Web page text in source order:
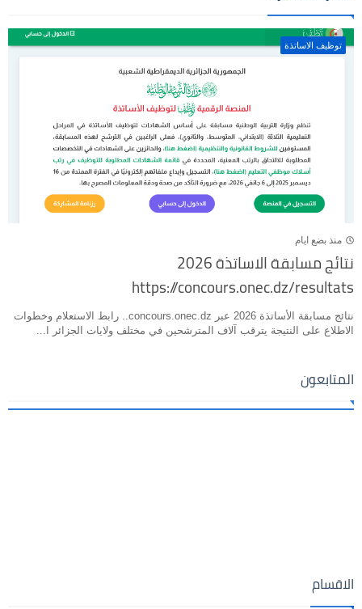
توظيف الاساتذة
منذ بضع ايام
نتائج مسابقة الاساتذة 2026
https://concours.onec.dz/resultats
نتائج مسابقة الأساتذة 2026 عبر concours.onec.dz.. رابط الاستعلام وخطوات
الاطلاع على النتيجة يترقب آلاف المترشحين في مختلف ولايات الجزائر ا...
المتابعون
الاقسام